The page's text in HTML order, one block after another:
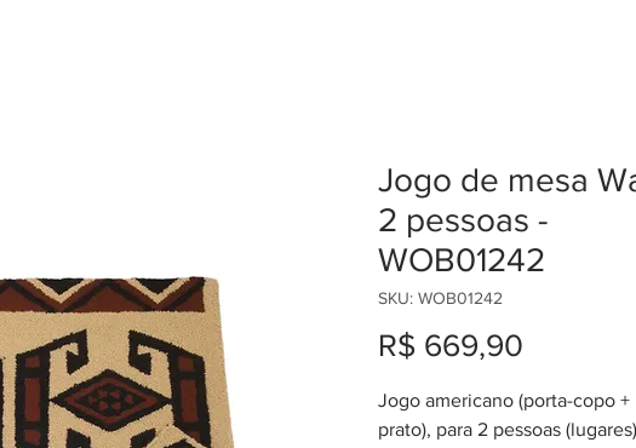
Jogo de mesa
2 pessoas -
WOB01242
SKU: WOB01242
R$ 669,90
Jogo americano (porta-copo +
prato), para 2 pessoas